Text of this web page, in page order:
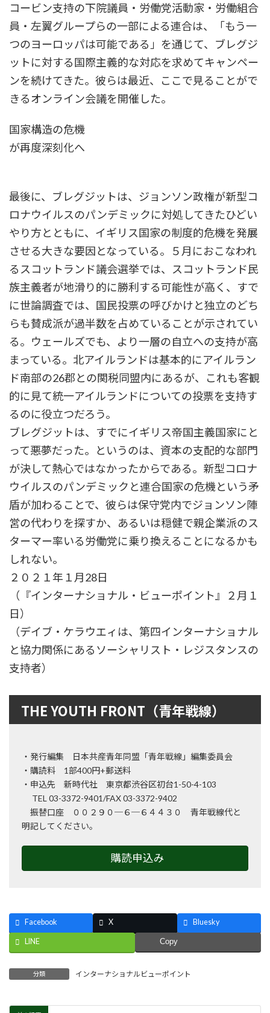
コービン支持の下院議員・労働党活動家・労働組合
員・左翼グループらの一部による連合は、「もう一
つのヨーロッパは可能である」を通じて、ブレグジ
ットに対する国際主義的な対応を求めてキャンペー
ンを続けてきた。彼らは最近、ここで見ることがで
きるオンライン会議を開催した。
国家構造の危機
が再度深刻化へ
最後に、ブレグジットは、ジョンソン政権が新型コ
ロナウイルスのパンデミックに対処してきたひどい
やり方とともに、イギリス国家の制度的危機を発展
させる大きな要因となっている。５月におこなわれ
るスコットランド議会選挙では、スコットランド民
族主義者が地滑り的に勝利する可能性が高く、すで
に世論調査では、国民投票の呼びかけと独立のどち
らも賛成派が過半数を占めていることが示されてい
る。ウェールズでも、より一層の自立への支持が高
まっている。北アイルランドは基本的にアイルラン
ド南部の26郡との関税同盟内にあるが、これも客観
的に見て統一アイルランドについての投票を支持す
るのに役立つだろう。
ブレグジットは、すでにイギリス帝国主義国家にと
って悪夢だった。というのは、資本の支配的な部門
が決して熱心ではなかったからである。新型コロナ
ウイルスのパンデミックと連合国家の危機という矛
盾が加わることで、彼らは保守党内でジョンソン陣
営の代わりを探すか、あるいは穏健で親企業派のス
ターマー率いる労働党に乗り換えることになるかも
しれない。
２０２１年１月28日
（『インターナショナル・ビューポイント』２月１
日）
（デイブ・ケラウエィは、第四インターナショナル
と協力関係にあるソーシャリスト・レジスタンスの
支持者）
THE YOUTH FRONT（青年戦線）
・発行編集 日本共産青年同盟「青年戦線」編集委員会
・購読料 1部400円+郵送料
・申込先 新時代社 東京都渋谷区初台1-50-4-103
TEL 03-3372-9401/FAX 03-3372-9402
振替口座 ００２９０─６─６４４３０ 青年戦線代と
明記してください。
購読申込み
Facebook X Bluesky
LINE Copy
分類 インターナショナルビューポイント